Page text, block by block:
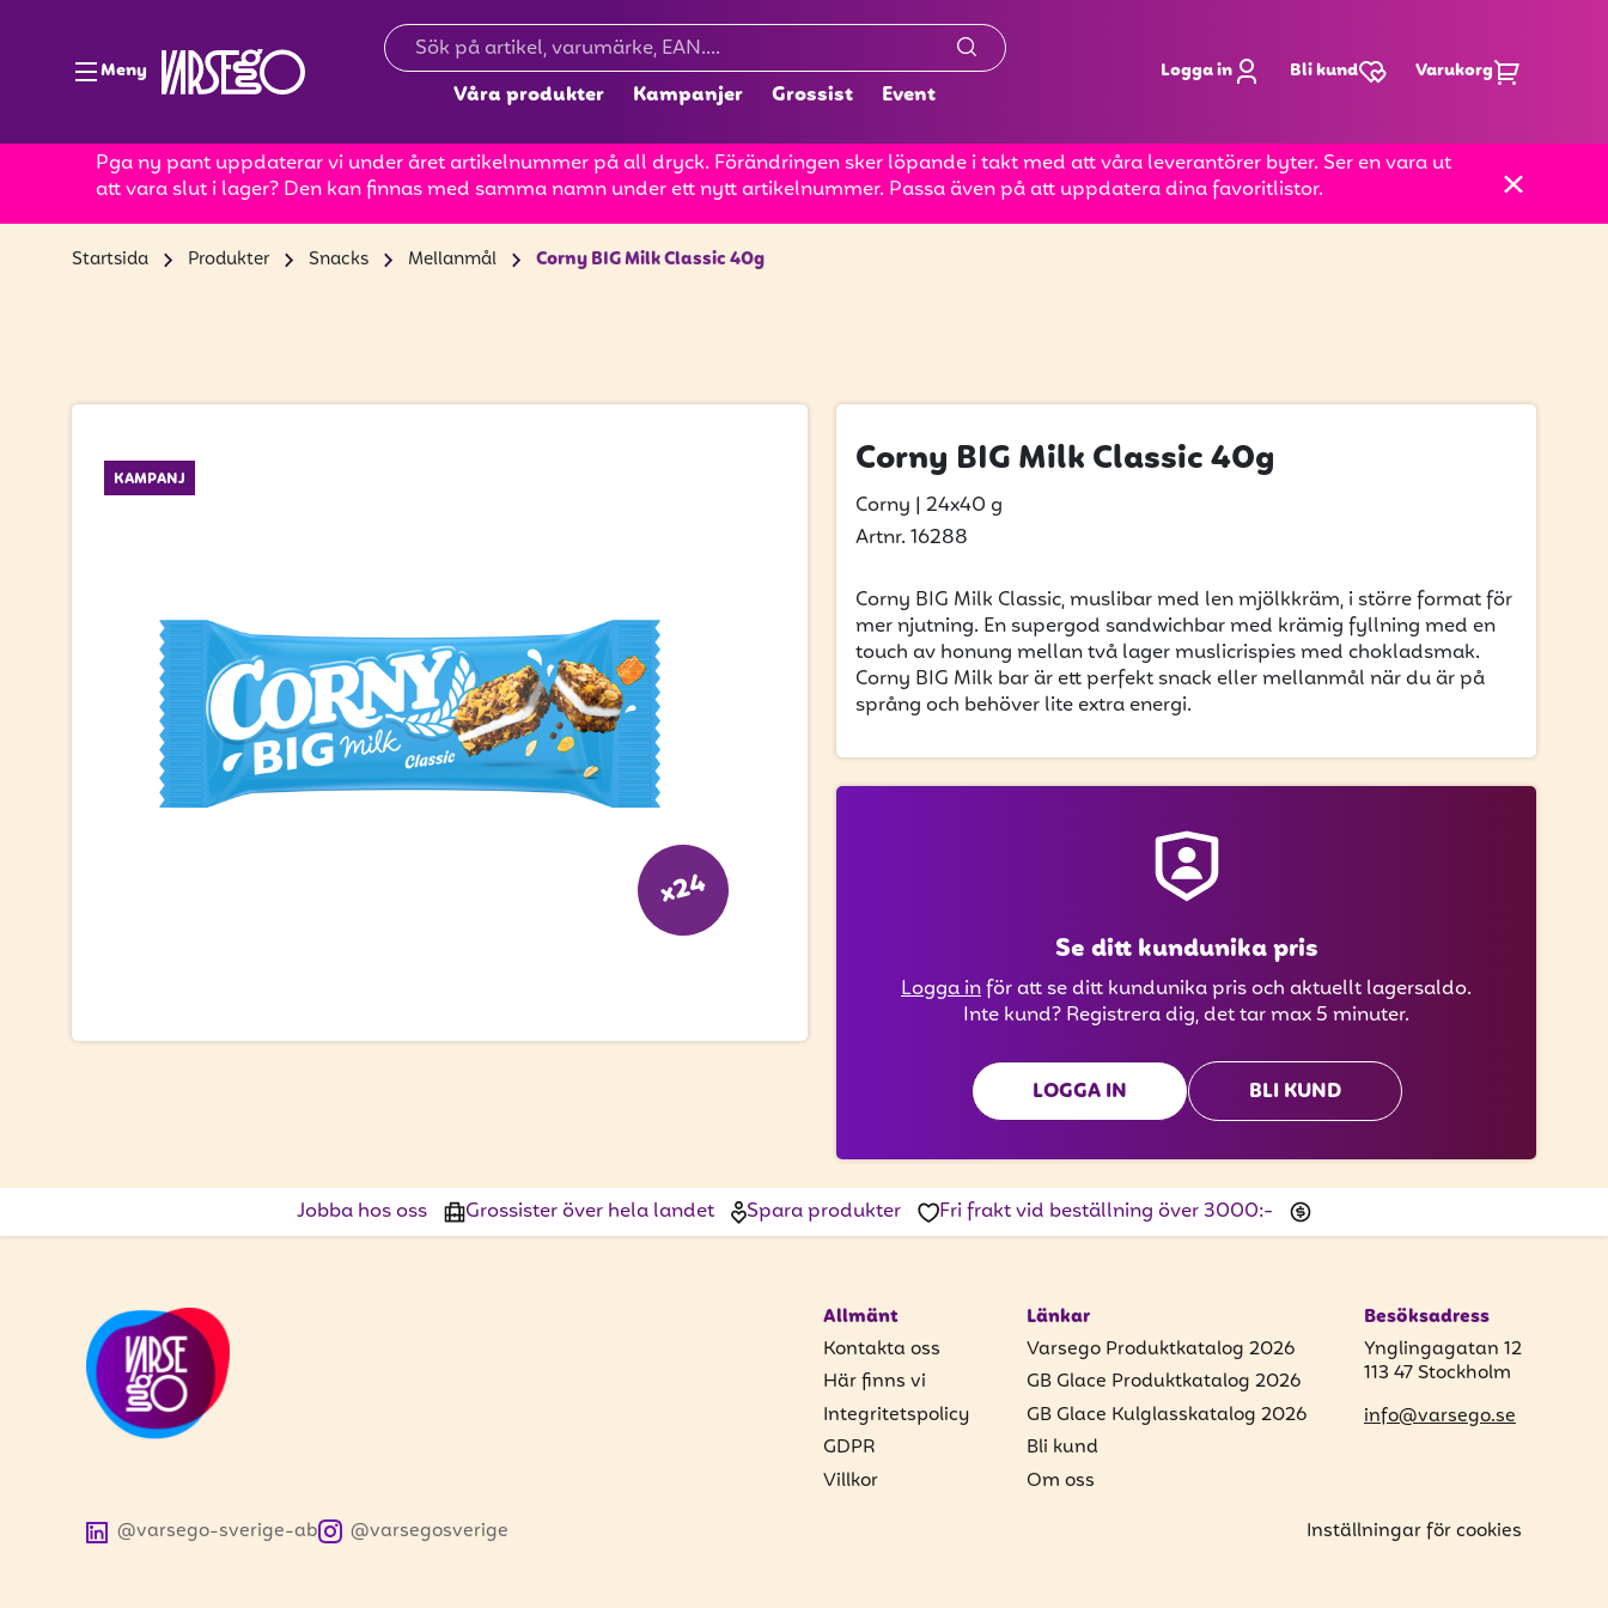
Meny
Våra produkter Kampanjer Grossist Event
Logga in Bli kund Varukorg
Pga ny pant uppdaterar vi under året artikelnummer på all dryck. Förändringen sker löpande i takt med att våra leverantörer byter. Ser en vara ut
att vara slut i lager? Den kan finnas med samma namn under ett nytt artikelnummer. Passa även på att uppdatera dina favoritlistor.
Startsida Produkter Snacks Mellanmål Corny BIG Milk Classic 40g
KAMPANJ
x24
Corny BIG Milk Classic 40g
Corny | 24x40 g
Artnr. 16288
Corny BIG Milk Classic, muslibar med len mjölkkräm, i större format för
mer njutning. En supergod sandwichbar med krämig fyllning med en
touch av honung mellan två lager muslicrispies med chokladsmak.
Corny BIG Milk bar är ett perfekt snack eller mellanmål när du är på
språng och behöver lite extra energi.
Se ditt kundunika pris
Logga inför att se ditt kundunika pris och aktuellt lagersaldo.
Inte kund? Registrera dig, det tar max 5 minuter.
LOGGA IN BLI KUND
Jobba hos oss Grossister över hela landet Spara produkter Fri frakt vid beställning över 3000:-
@varsego-sverige-ab @varsegosverige
Allmänt
Kontakta oss
Här finns vi
Integritetspolicy
GDPR
Villkor
Länkar
Varsego Produktkatalog 2026
GB Glace Produktkatalog 2026
GB Glace Kulglasskatalog 2026
Bli kund
Om oss
Besöksadress
Ynglingagatan 12
113 47 Stockholm
info@varsego.se
Inställningar för cookies